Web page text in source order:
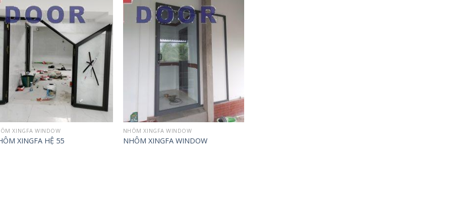
wishlist
XINGFA WINDOW
XINGFA HỆ 55
NHÔM XINGFA WINDOW
NHÔM XINGFA WINDOW